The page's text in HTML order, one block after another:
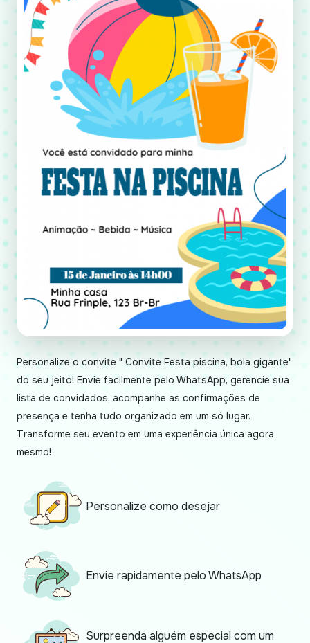
Personalize o convite " Convite Festa piscina, bola gigante"
do seu jeito! Envie facilmente pelo WhatsApp, gerencie sua
lista de convidados, acompanhe as confirmações de
presença e tenha tudo organizado em um só lugar.
Transforme seu evento em uma experiência única agora
mesmo!
Personalize como desejar
Envie rapidamente pelo WhatsApp
Surpreenda alguém especial com um